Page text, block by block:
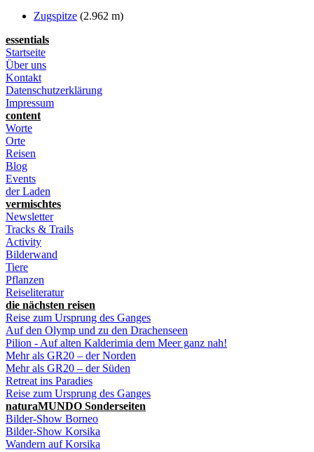
Zugspitze (2.962 m)
essentials
Startseite
Über uns
Kontakt
Datenschutzerklärung
Impressum
content
Worte
Orte
Reisen
Blog
Events
der Laden
vermischtes
Newsletter
Tracks & Trails
Activity
Bilderwand
Tiere
Pflanzen
Reiseliteratur
die nächsten reisen
Reise zum Ursprung des Ganges
Auf den Olymp und zu den Drachenseen
Pilion - Auf alten Kalderimia dem Meer ganz nah!
Mehr als GR20 – der Norden
Mehr als GR20 – der Süden
Retreat ins Paradies
Reise zum Ursprung des Ganges
naturaMUNDO Sonderseiten
Bilder-Show Borneo
Bilder-Show Korsika
Wandern auf Korsika